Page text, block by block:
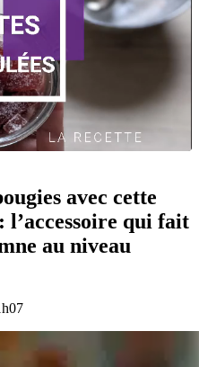
avec cette
qui fait
au niveau